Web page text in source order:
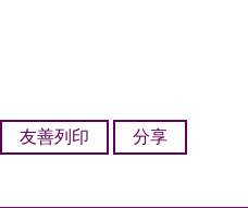
友善列印 分享